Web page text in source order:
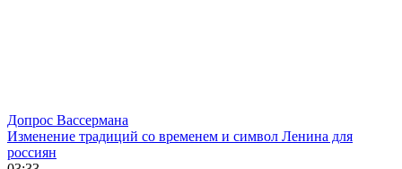
Допрос Вассермана
Изменение традиций со временем и символ Ленина для
россиян